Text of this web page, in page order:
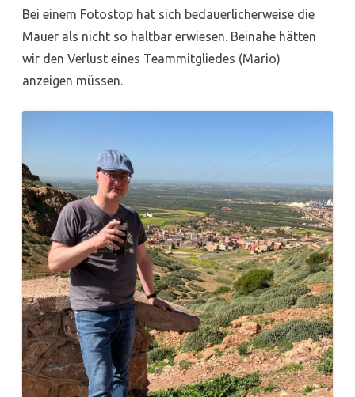
Bei einem Fotostop hat sich bedauerlicherweise die
Mauer als nicht so haltbar erwiesen. Beinahe hätten
wir den Verlust eines Teammitgliedes (Mario)
anzeigen müssen.